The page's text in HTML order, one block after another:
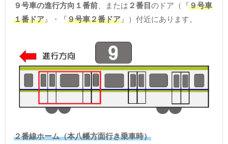
９号車の進行方向１番前 、または ２番目 のドア（『９号車
１番ドア 』・『９号車２番ドア 』）付近にあります。
２番線ホーム（本八幡方面行き乗車時）